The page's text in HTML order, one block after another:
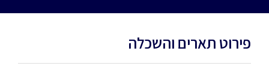
פירוט תארים והשכלה